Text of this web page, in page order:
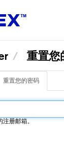
重置您
重置您的密码
标
注册邮箱。